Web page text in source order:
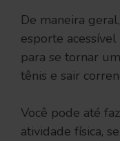
De maneira
esporte
para se tornar
tênis e sair
Você pode até
atividade física,